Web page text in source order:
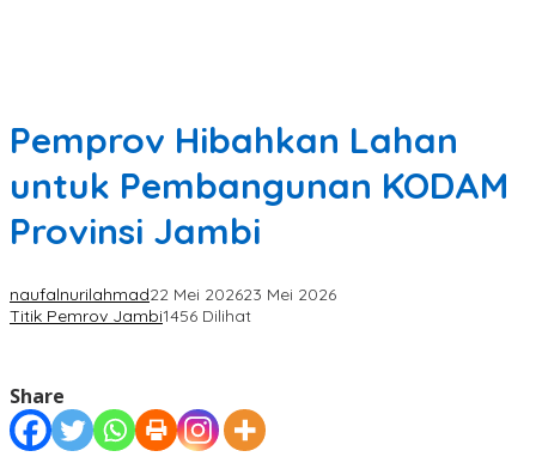
Pemprov Hibahkan Lahan
untuk Pembangunan KODAM
Provinsi Jambi
naufalnurilahmad22 Mei 202623 Mei 2026
Titik Pemrov Jambi1456 Dilihat
Share